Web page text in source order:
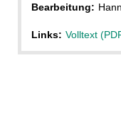
Bearbeitung:
Links: Volltext